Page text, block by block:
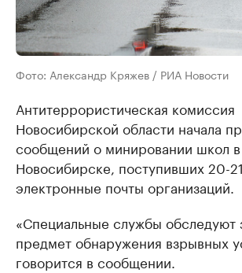
Фото: Александр Кряжев / РИА Новости
Антитеррористическая комиссия
Новосибирской области начала
сообщений о минировании школ в
Новосибирске, поступивших 20-
электронные почты организаций.
«Специальные службы обследуют
предмет обнаружения взрывных
говорится в сообщении.